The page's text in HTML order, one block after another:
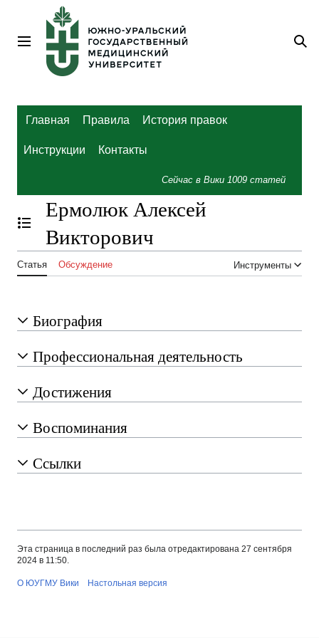
содержанию
Главное меню
Главная Правила История правок
Инструкции Контакты
Сейчас в Вики 1009 статей
Отобразить/Скрыть содержание
Ермолюк Алексей
Викторович
Статья Обсуждение Инструменты
Биография
Профессиональная деятельность
Достижения
Воспоминания
Ссылки
Эта страница в последний раз была отредактирована 27 сентября
2024 в 11:50.
О ЮУГМУ Вики Настольная версия